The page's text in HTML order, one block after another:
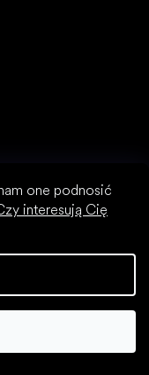
one podnosić
interesują Cię